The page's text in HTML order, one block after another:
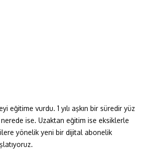
eğitime vurdu. 1 yılı aşkın bir süredir yüz
nerede ise. Uzaktan eğitim ise eksiklerle
yönelik yeni bir dijital abonelik